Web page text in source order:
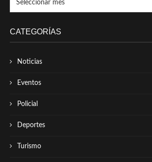
CATEGORÍAS
Noticias
Eventos
Policial
Deportes
Turismo